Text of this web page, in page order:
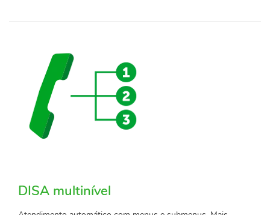
DISA multinível